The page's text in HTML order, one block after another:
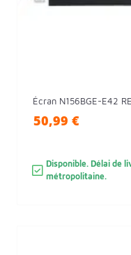
Écran N156BGE-E42
50,99 €
Disponible. Délai de
métropolitaine.